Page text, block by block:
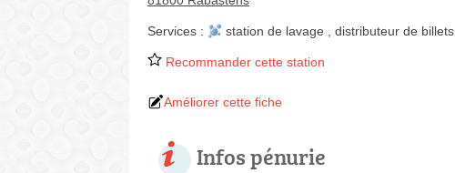
Services : station de lavage distributeur de billets
Recommander cette station
Améliorer cette fiche
Infos pénurie